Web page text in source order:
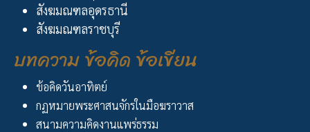
สังฆมณฑลอุดรธานี
สังฆมณฑลราชบุรี
บทความ ข้อคิด ข้อเขียน
ข้อคิดวันอาทิตย์
กฏหมายพระศาสนจักรในมือฆราวาส
สนามความคิดงานแพร่ธรรม